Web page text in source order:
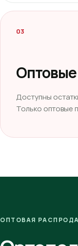
03
Оптовые
Доступны
Только оптовые
ОПТОВАЯ